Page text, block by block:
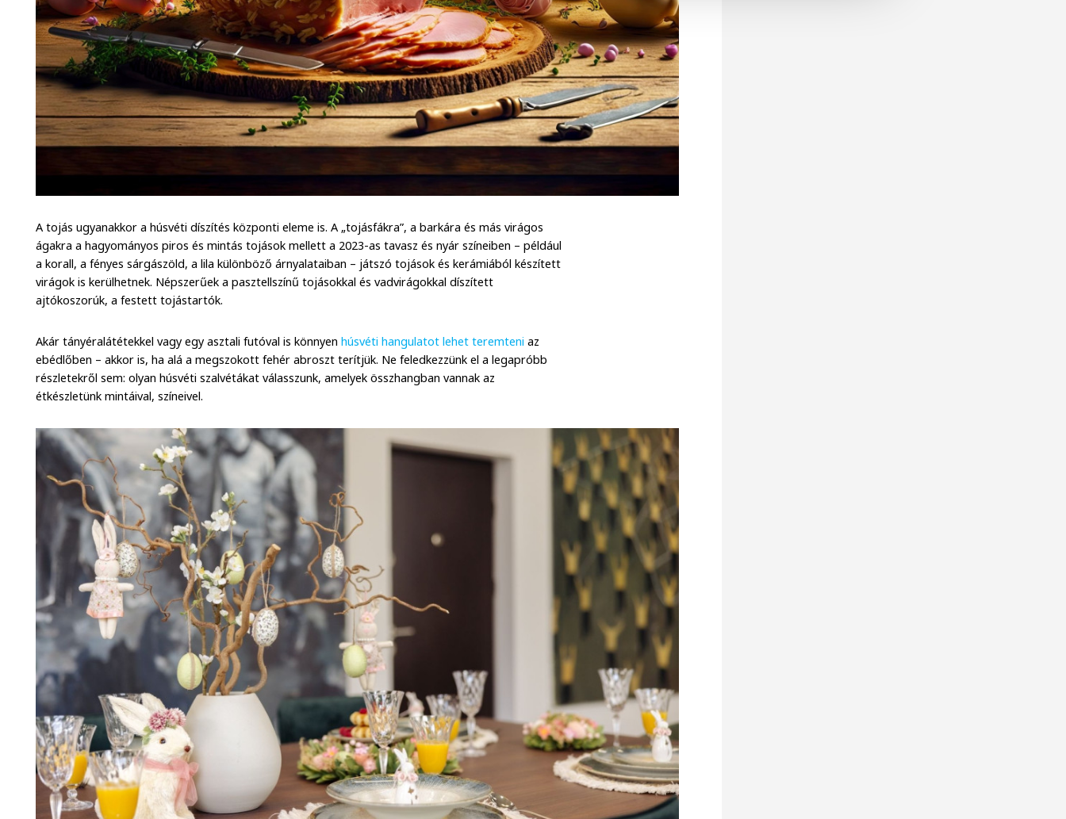
A tojás ugyanakkor a húsvéti díszítés központi eleme is. A „tojásfákra”, a barkára és más virágos
ágakra a hagyományos piros és mintás tojások mellett a 2023-as tavasz és nyár színeiben – például
a korall, a fényes sárgászöld, a lila különböző árnyalataiban – játszó tojások és kerámiából készített
virágok is kerülhetnek. Népszerűek a pasztellszínű tojásokkal és vadvirágokkal díszített
ajtókoszorúk, a festett tojástartók.
Akár tányéralátétekkel vagy egy asztali futóval is könnyenhúsvéti hangulatot lehet teremteni az
ebédlőben – akkor is, ha alá a megszokott fehér abroszt terítjük. Ne feledkezzünk el a legapróbb
részletekről sem: olyan húsvéti szalvétákat válasszunk, amelyek összhangban vannak az
étkészletünk mintáival, színeivel.